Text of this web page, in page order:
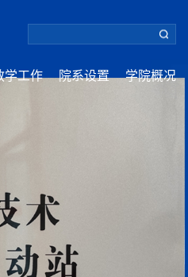
学院概况
院系设置
学工作